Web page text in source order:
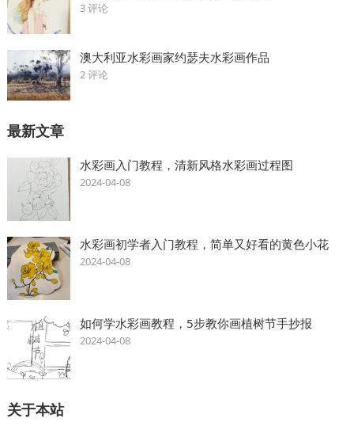
3 评论
澳大利亚水彩画家约瑟夫水彩画作品
2 评论
最新文章
水彩画入门教程，清新风格水彩画过程图
2024-04-08
水彩画初学者入门教程，简单又好看的黄色小花
2024-04-08
如何学水彩画教程，5步教你画植树节手抄报
2024-04-08
关于本站